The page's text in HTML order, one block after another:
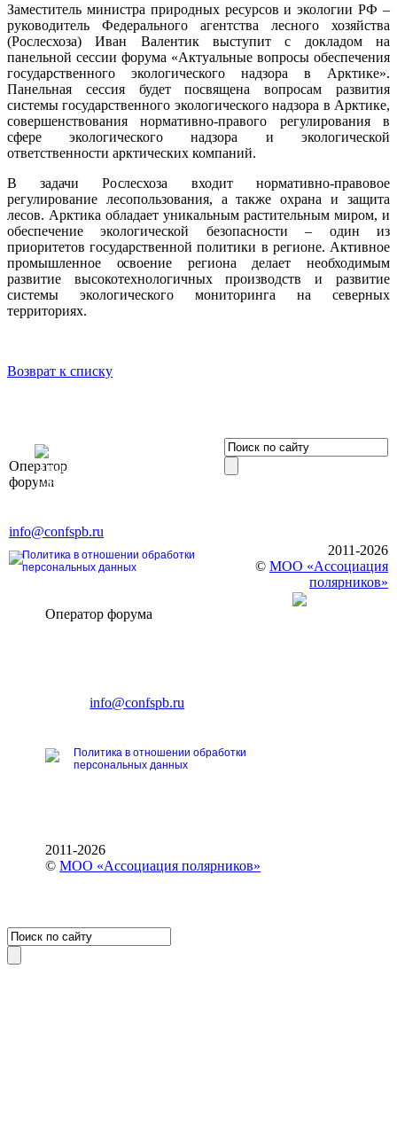
Заместитель министра природных ресурсов и экологии РФ –
руководитель Федерального агентства лесного хозяйства
(Рослесхоза) Иван Валентик выступит с докладом на
панельной сессии форума «Актуальные вопросы обеспечения
государственного экологического надзора в Арктике».
Панельная сессия будет посвящена вопросам развития
системы государственного экологического надзора в Арктике,
совершенствования нормативно-правого регулирования в
сфере экологического надзора и экологической
ответственности арктических компаний.
В задачи Рослесхоза входит нормативно-правовое
регулирование лесопользования, а также охрана и защита
лесов. Арктика обладает уникальным растительным миром, и
обеспечение экологической безопасности – один из
приоритетов государственной политики в регионе. Активное
промышленное освоение региона делает необходимым
развитие высокотехнологичных производств и развитие
системы экологического мониторинга на северных
территориях.
Возврат к списку
Оператор
форума
Элит»
196191, г. Санкт-Петербург,
info@confspb.ru
Политика в отношении обработки
персональных данных
2011-2026
© МОО «Ассоциация
полярников»
Оператор форума
E-mail:info@confspb.ru
Политика в отношении обработки
персональных данных
2011-2026
©МОО «Ассоциация полярников»